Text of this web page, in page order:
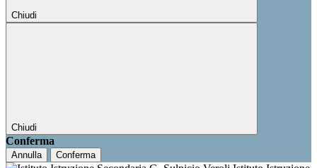
Chiudi
Chiudi
Conferma
Annulla Conferma